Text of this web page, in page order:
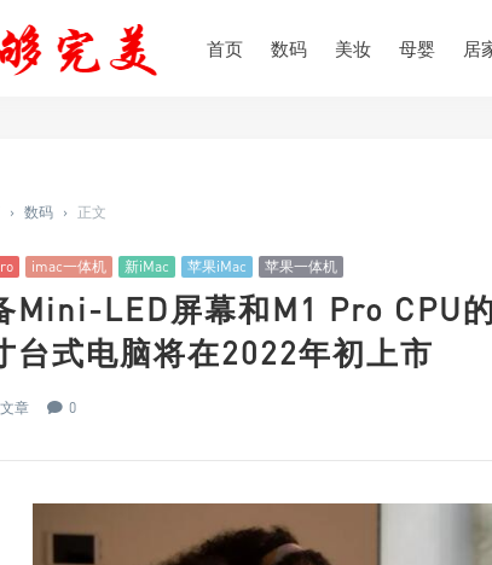
首页 数码 美妆 母婴 居
› 数码 › 正文
imac一体机 新iMac 苹果iMac 苹果一体机
Mini-LED屏幕和M1 Pro CPU
台式电脑将在2022年初上市
章 0